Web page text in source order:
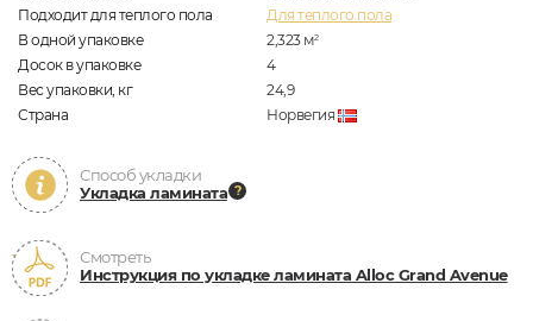
Подходит для теплого пола
Для теплого пола
В одной упаковке
2,323 м2
Досок в упаковке
4
Вес упаковки, кг
24,9
Страна
Норвегия
Способ укладки
Укладка ламината
Смотреть
Инструкция по укладке ламината Alloc Grand Avenue